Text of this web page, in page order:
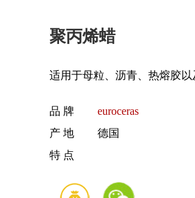
聚丙烯蜡
适用于母粒、沥青、热熔胶
品 牌 euroceras
产 地
德国
特 点